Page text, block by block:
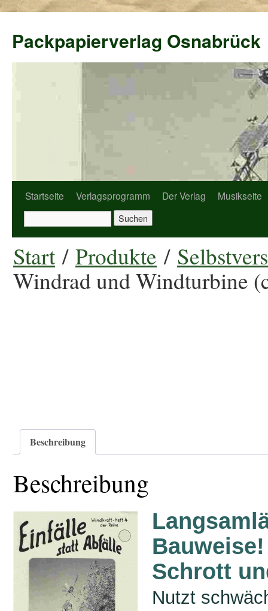
Packpapierverlag Osnabrück
Startseite Verlagsprogramm Der Verlag Musikseite
Start/ Produkte /
Windrad und Windturbine
Beschreibung
Beschreibung
Schrott
Nutzt